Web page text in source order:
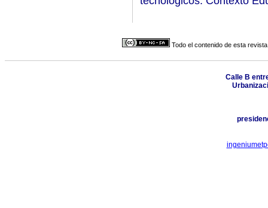
Todo el contenido de esta
Calle B